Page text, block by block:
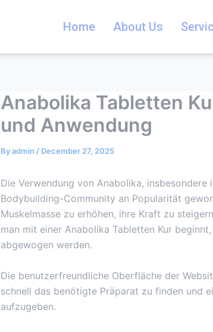
Home About Us
Anabolika Tabletten
und Anwendung
Byadmin / December 27, 2025
Die Verwendung von Anabolika,
Bodybuilding-Community an Popularität
Muskelmasse zu erhöhen, ihre Kraft zu
man mit einer Anabolika Tabletten Kur
abgewogen werden.
Die benutzerfreundliche Oberfläche der
schnell das benötigte Präparat zu finden und
aufzugeben.